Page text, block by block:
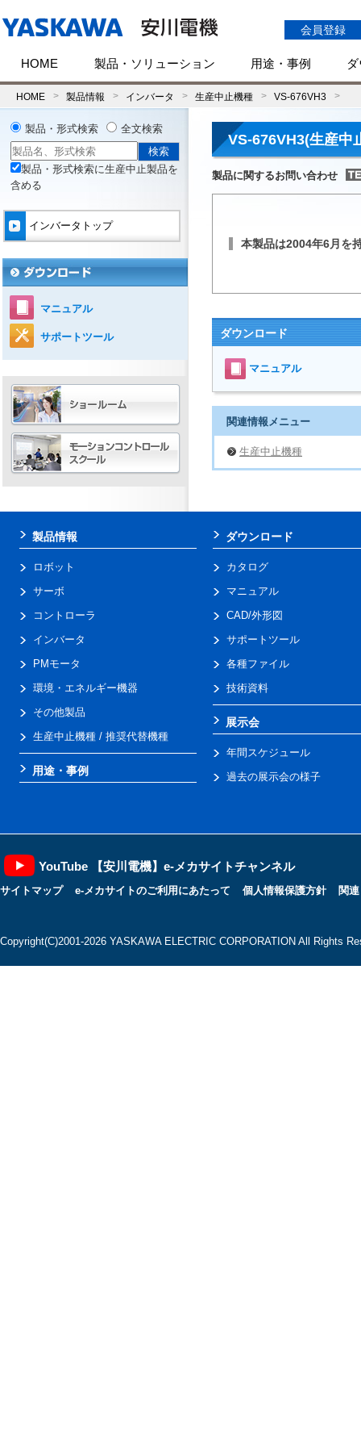
会員登録
HOME 製品・ソリューション 用途・事例
HOME 製品情報 インバータ 生産中止機種 VS-676VH3
VS-676VH3(生産中
製品に関するお問い合わせ
本製品は2004年6月を
ダウンロード
マニュアル
関連情報メニュー
生産中止機種
製品・形式検索 全文検索
製品・形式検索に生産中止製品を
含める
インバータトップ
マニュアル
サポートツール
製品情報
ロボット
サーボ
コントローラ
インバータ
PMモータ
環境・エネルギー機器
その他製品
生産中止機種 / 推奨代替機種
用途・事例
ダウンロード
カタログ
マニュアル
CAD/外形図
サポートツール
各種ファイル
技術資料
展示会
年間スケジュール
過去の展示会の様子
YouTube 【安川電機】e-メカサイトチャンネル
サイトマップ e-メカサイトのご利用にあたって 個人情報保護方針 関
Copyright(C)2001‐2026 YASKAWA ELECTRIC CORPORATION All Rights